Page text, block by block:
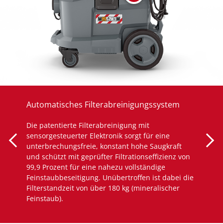
Automatisches Filterabreinigungssystem
Die patentierte Filterabreinigung mit
sensorgesteuerter Elektronik sorgt für eine
unterbrechungsfreie, konstant hohe Saugkraft
und schützt mit geprüfter Filtrationseffizienz von
99,9 Prozent für eine nahezu vollständige
Feinstaubbeseitigung. Unübertroffen ist dabei die
Filterstandzeit von über 180 kg (mineralischer
Feinstaub).